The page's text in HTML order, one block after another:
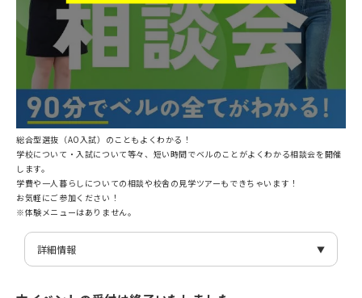
総合型選抜（AO入試）のこともよくわかる！
学校について・入試について等々、短い時間でベルのことがよくわかる相談会を開催
します。
学費や一人暮らしについての相談や校舎の見学ツアーもできちゃいます！
お気軽にご参加ください！
※体験メニューはありません。
詳細情報